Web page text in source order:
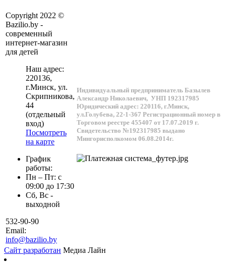
Copyright 2022 ©
Bazilio.by -
современный
интернет-магазин
для детей
Наш адрес:
220136,
г.Минск, ул.
Скрипникова,
44
(отдельный
вход)
Посмотреть
на карте
График
работы:
Пн – Пт: с
09:00 до 17:30
Сб, Вс -
выходной
532-90-90
Email:
info@bazilio.by
Индивидуальный предприниматель Базылев
Александр Николаевич, УНП 192317985
Юридический адрес: 220116, г.Минск,
ул.Голубева, 22-1-367 Регистрационный номер в
Торговом реестре 455407 от 17.07.2019 г.
Свидетельство №192317985 выдано
Мингорисполкомом 06.08.2014г.
Сайт разработан Медиа Лайн